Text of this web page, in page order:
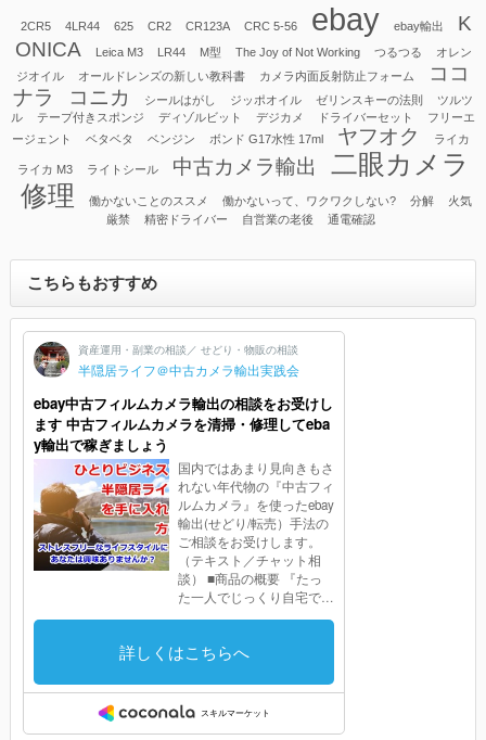
2CR5 4LR44 625 CR2 CR123A CRC 5-56 ebay ebay輸出
K
ONICA
Leica M3 LR44 M型 The Joy of Not Working つるつる
オレン
ジオイル
オールドレンズの新しい教科書 カメラ内面反射防止フォーム
ココ
ナラ
コニカ シールはがし ジッポオイル ゼリンスキーの法則
ツルツ
ル
テープ付きスポンジ ディゾルビット デジカメ ドライバーセット
フリーエ
ージェント
ベタベタ ベンジン ボンド G17水性 17ml ヤフオク ライカ
ライカ M3 ライトシール 中古カメラ輸出
二眼カメラ
修理
働かないことのススメ 働かないって、ワクワクしない? 分解
火気
厳禁
精密ドライバー 自営業の老後 通電確認
こちらもおすすめ